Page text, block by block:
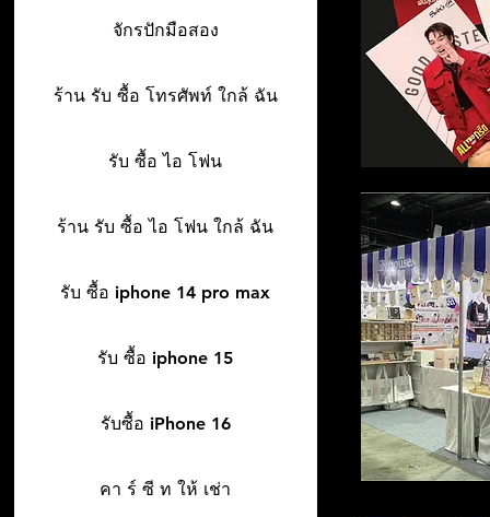
จักรปักมือสอง
ร้าน รับ ซื้อ โทรศัพท์ ใกล้ ฉัน
รับ ซื้อ ไอ โฟน
ร้าน รับ ซื้อ ไอ โฟน ใกล้ ฉัน
รับ ซื้อ iphone 14 pro max
รับ ซื้อ iphone 15
รับซื้อ iPhone 16
คา ร์ ซี ท ให้ เช่า